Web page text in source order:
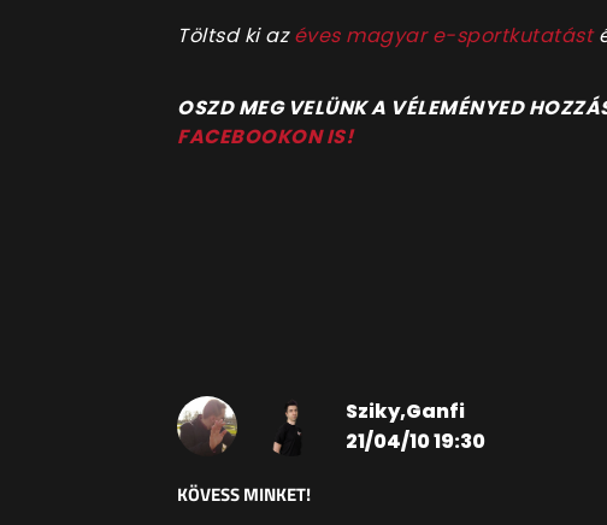
Töltsd ki az éves magyar e-sportkutatást
OSZD MEG VELÜNK A VÉLEMÉNYED
FACEBOOKON IS!
Sziky,Ganfi
21/04/10 19:30
KÖVESS MINKET!